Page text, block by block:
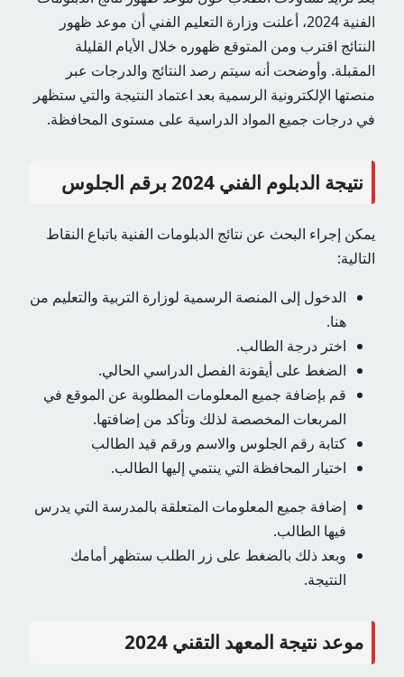
الفنية 2024، أعلنت وزارة التعليم الفني أن موعد ظهور
النتائج اقترب ومن المتوقع ظهوره خلال الأيام القليلة
المقبلة. وأوضحت أنه سيتم رصد النتائج والدرجات عبر
منصتها الإلكترونية الرسمية بعد اعتماد النتيجة والتي ستظهر
في درجات جميع المواد الدراسية على مستوى المحافظة.
نتيجة الدبلوم الفني 2024 برقم الجلوس
يمكن إجراء البحث عن نتائج الدبلومات الفنية باتباع النقاط
التالية:
الدخول إلى المنصة الرسمية لوزارة التربية والتعليم من
هنا.
اختر درجة الطالب.
الضغط على أيقونة الفصل الدراسي الحالي.
قم بإضافة جميع المعلومات المطلوبة عن الموقع في
المربعات المخصصة لذلك وتأكد من إضافتها.
كتابة رقم الجلوس والاسم ورقم قيد الطالب
اختيار المحافظة التي ينتمي إليها الطالب.
إضافة جميع المعلومات المتعلقة بالمدرسة التي يدرس
فيها الطالب.
وبعد ذلك بالضغط على زر الطلب ستظهر أمامك
النتيجة.
موعد نتيجة المعهد التقني 2024